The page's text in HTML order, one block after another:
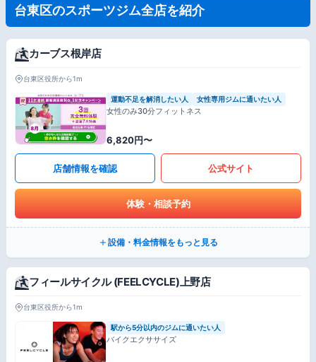
台東区のスポーツジム全店を紹介
カーブス根岸店
台東区役所から1m
運動不足を解消したい人 女性専用ジムに通いたい人
女性のみ30分フィットネス
6,820円〜
店舗情報を確認 公式サイト
体験・相談予約
設備・料金情報をもっと見る
フィールサイクル (FEELCYCLE)上野店
台東区役所から1m
駅から5分以内のジムに通いたい人
バイクエクササイズ